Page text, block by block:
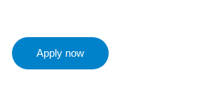
Apply now